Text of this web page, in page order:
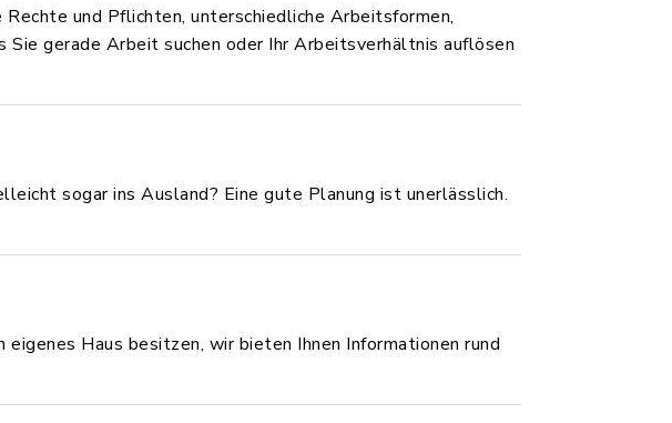
und Pflichten, unterschiedliche Arbeitsformen,
gerade Arbeit suchen oder Ihr Arbeitsverhältnis auflösen
sogar ins Ausland? Eine gute Planung ist unerlässlich.
Haus besitzen, wir bieten Ihnen Informationen rund